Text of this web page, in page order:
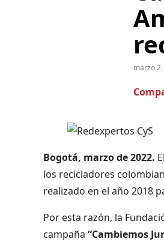
marzo
Bogotá, marzo de 2022.
los recicladores
realizado en el año 2018
Por esta razón, la
campaña “Cambiemos